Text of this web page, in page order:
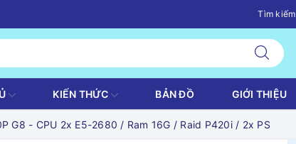
Tìm kiếm
KIẾN THỨC BẢN ĐỒ GIỚI THIỆU
G8 - CPU 2x E5-2680 / Ram 16G / Raid P420i / 2x PS